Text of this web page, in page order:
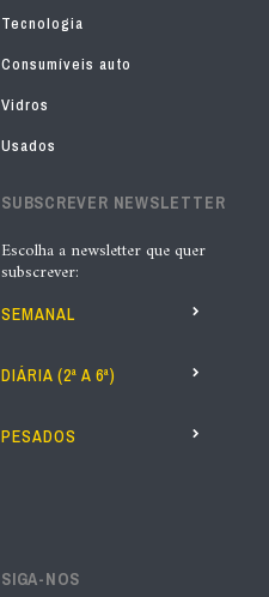
Tecnologia
Consumíveis auto
Vidros
Usados
SUBSCREVER NEWSLETTER
Escolha a newsletter que quer
subscrever:
SEMANAL
DIÁRIA (2ª A 6ª)
PESADOS
SIGA-NOS